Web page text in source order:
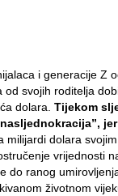
i generacije Z
od svojih roditelja
dolara. Tijekom
milijardi dolara
vrijednosti
do ranog
životnom